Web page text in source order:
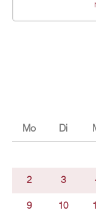
Mo Di
2 3
9 10